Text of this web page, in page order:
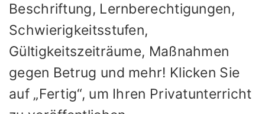
Beschriftung, Lernberechtigungen,
Schwierigkeitsstufen,
Gültigkeitszeiträume, Maßnahmen
gegen Betrug und mehr! Klicken Sie
auf „Fertig“, um Ihren Privatunterricht